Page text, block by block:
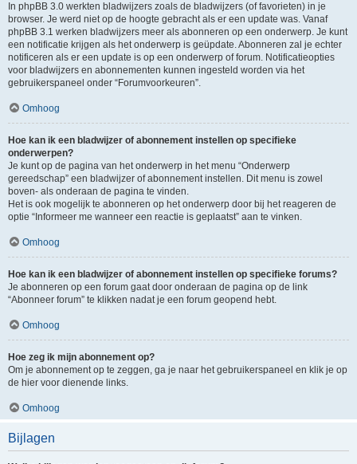
In phpBB 3.0 werkten bladwijzers zoals de bladwijzers (of favorieten) in je
browser. Je werd niet op de hoogte gebracht als er een update was. Vanaf
phpBB 3.1 werken bladwijzers meer als abonneren op een onderwerp. Je kunt
een notificatie krijgen als het onderwerp is geüpdate. Abonneren zal je echter
notificeren als er een update is op een onderwerp of forum. Notificatieopties
voor bladwijzers en abonnementen kunnen ingesteld worden via het
gebruikerspaneel onder “Forumvoorkeuren”.
Omhoog
Hoe kan ik een bladwijzer of abonnement instellen op specifieke
onderwerpen?
Je kunt op de pagina van het onderwerp in het menu “Onderwerp
gereedschap” een bladwijzer of abonnement instellen. Dit menu is zowel
boven- als onderaan de pagina te vinden.
Het is ook mogelijk te abonneren op het onderwerp door bij het reageren de
optie “Informeer me wanneer een reactie is geplaatst” aan te vinken.
Omhoog
Hoe kan ik een bladwijzer of abonnement instellen op specifieke forums?
Je abonneren op een forum gaat door onderaan de pagina op de link
“Abonneer forum” te klikken nadat je een forum geopend hebt.
Omhoog
Hoe zeg ik mijn abonnement op?
Om je abonnement op te zeggen, ga je naar het gebruikerspaneel en klik je op
de hier voor dienende links.
Omhoog
Bijlagen